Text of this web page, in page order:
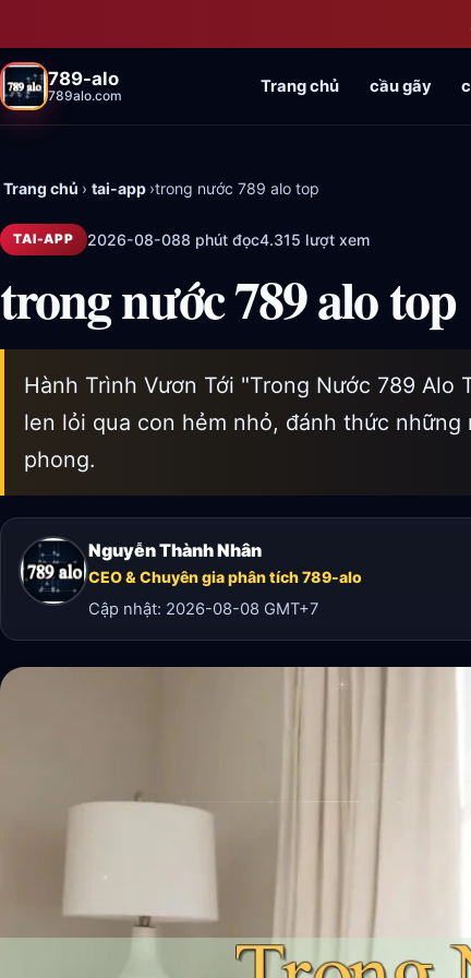
789-alo
789alo.com Trang chủ cầu gãy
Trang chủ › tai-app ›trong nước 789 alo top
TAI-APP 2026-08-088 phút đọc4.315 lượt xem
trong nước 789 alo top
Hành Trình Vươn Tới "Trong Nước 789 Alo
len lỏi qua con hẻm nhỏ, đánh thức
phong.
Nguyễn Thành Nhân
CEO & Chuyên gia phân tích 789-alo
Cập nhật: 2026-08-08 GMT+7